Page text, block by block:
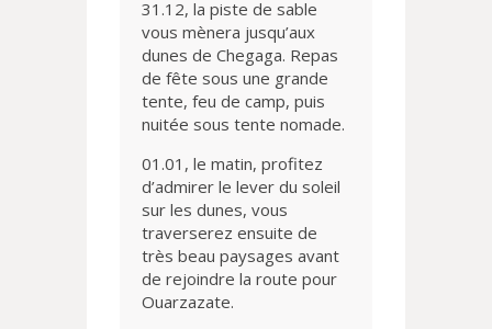
31.12, la piste de sable
vous mènera jusqu’aux
dunes de Chegaga. Repas
de fête sous une grande
tente, feu de camp, puis
nuitée sous tente nomade.
01.01, le matin, profitez
d’admirer le lever du soleil
sur les dunes, vous
traverserez ensuite de
très beau paysages avant
de rejoindre la route pour
Ouarzazate.